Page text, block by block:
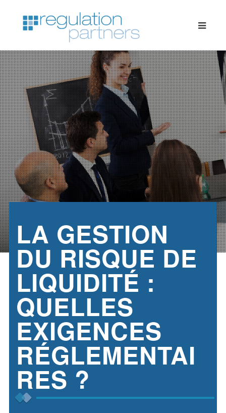
LA GESTION
DU RISQUE DE
LIQUIDITÉ :
QUELLES
EXIGENCES
RÉGLEMENTAI
RES ?